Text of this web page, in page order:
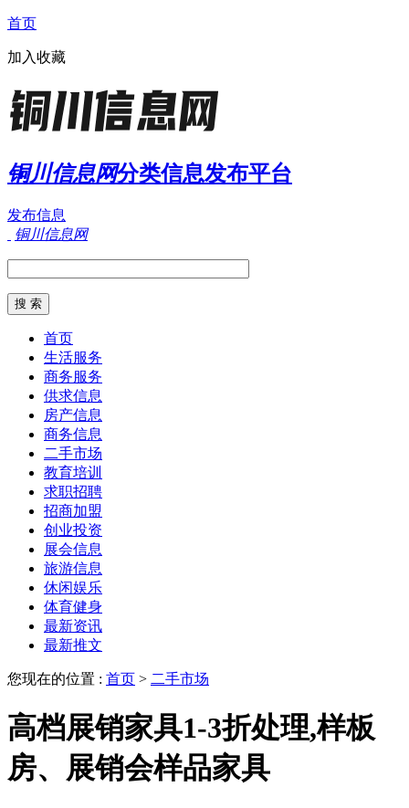
首页
加入收藏
铜川信息网分类信息发布平台
发布信息
铜川信息网
首页
生活服务
商务服务
供求信息
房产信息
商务信息
二手市场
教育培训
求职招聘
招商加盟
创业投资
展会信息
旅游信息
休闲娱乐
体育健身
最新资讯
最新推文
您现在的位置 : 首页 > 二手市场
高档展销家具1-3折处理,样板
房、展销会样品家具